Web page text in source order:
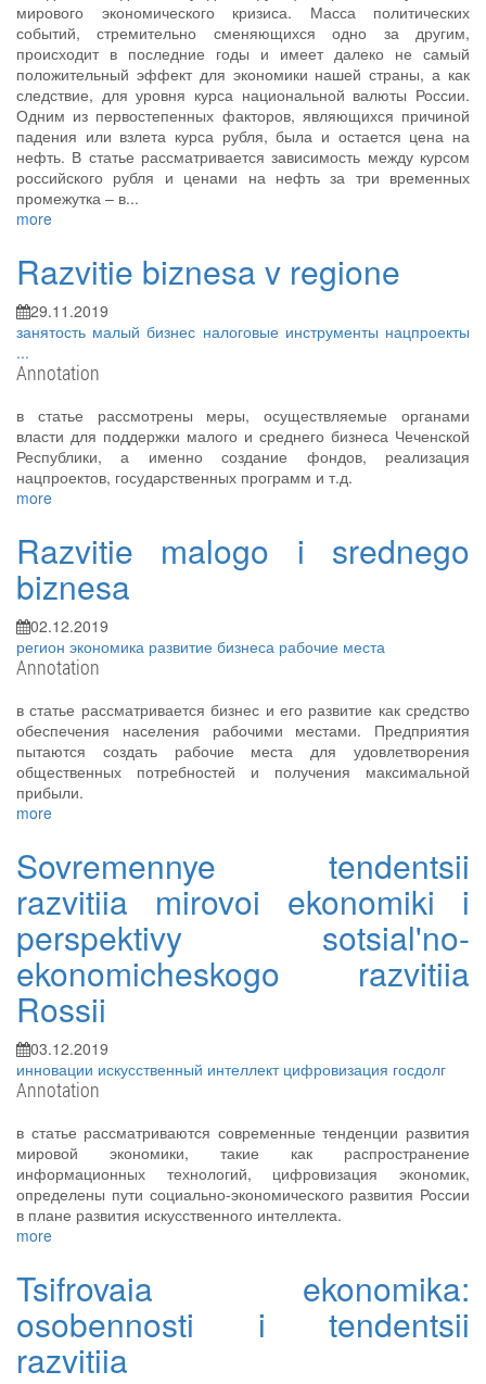
мирового экономического кризиса. Масса политических
событий, стремительно сменяющихся одно за другим,
происходит в последние годы и имеет далеко не самый
положительный эффект для экономики нашей страны, а как
следствие, для уровня курса национальной валюты России.
Одним из первостепенных факторов, являющихся причиной
падения или взлета курса рубля, была и остается цена на
нефть. В статье рассматривается зависимость между курсом
российского рубля и ценами на нефть за три временных
промежутка – в...
more
Razvitie biznesa v regione
29.11.2019
занятость малый бизнес налоговые инструменты нацпроекты
...
Annotation
в статье рассмотрены меры, осуществляемые органами
власти для поддержки малого и среднего бизнеса Чеченской
Республики, а именно создание фондов, реализация
нацпроектов, государственных программ и т.д.
more
Razvitie malogo i srednego
biznesa
02.12.2019
регион экономика развитие бизнеса рабочие места
Annotation
в статье рассматривается бизнес и его развитие как средство
обеспечения населения рабочими местами. Предприятия
пытаются создать рабочие места для удовлетворения
общественных потребностей и получения максимальной
прибыли.
more
Sovremennye tendentsii
razvitiia mirovoi ekonomiki i
perspektivy sotsial'no-
ekonomicheskogo razvitiia
Rossii
03.12.2019
инновации искусственный интеллект цифровизация госдолг
Annotation
в статье рассматриваются современные тенденции развития
мировой экономики, такие как распространение
информационных технологий, цифровизация экономик,
определены пути социально-экономического развития России
в плане развития искусственного интеллекта.
more
Tsifrovaia ekonomika:
osobennosti i tendentsii
razvitiia